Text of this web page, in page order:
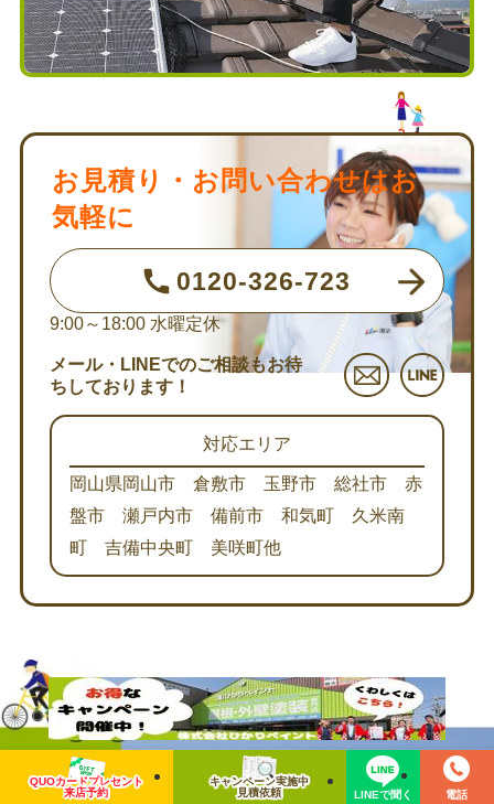
お見積り・お問い合わせはお
気軽に
0120-326-723
9:00～18:00 水曜定休
メール・LINEでのご相談もお待
ちしております！
対応エリア
岡山県岡山市 倉敷市 玉野市 総社市 赤
盤市 瀬戸内市 備前市 和気町 久米南
町 吉備中央町 美咲町他
岡山エリア最大級
QUOカードプレセント
来店予約
キャンペーン実施中
見積依頼
LINEで聞く 電話